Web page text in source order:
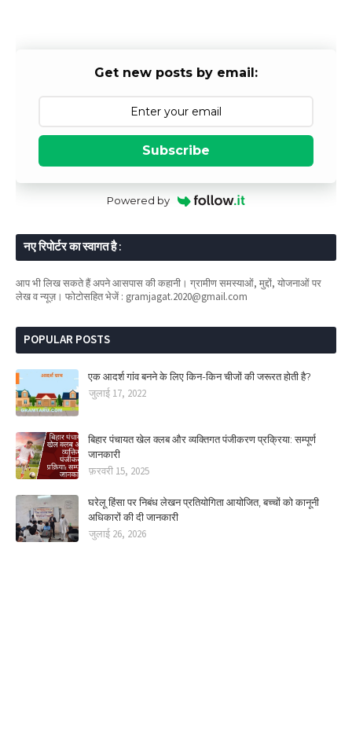
Get new posts by email:
Subscribe
Powered by
नए रिपोर्टर का स्वागत है :
आप भी लिख सकते हैं अपने आसपास की कहानी। ग्रामीण समस्याओं, मुद्दों, योजनाओं पर
लेख व न्यूज़। फोटोसहित भेजें : gramjagat.2020@gmail.com
POPULAR POSTS
एक आदर्श गांव बनने के लिए किन-किन चीजों की जरूरत होती है?
जुलाई 17, 2022
बिहार पंचायत खेल क्लब और व्यक्तिगत पंजीकरण प्रक्रिया: सम्पूर्ण
जानकारी
फ़रवरी 15, 2025
घरेलू हिंसा पर निबंध लेखन प्रतियोगिता आयोजित, बच्चों को कानूनी
अधिकारों की दी जानकारी
जुलाई 26, 2026